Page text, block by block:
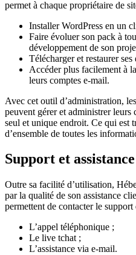
permet à chaque propriétaire de
Installer WordPress en un
Faire évoluer son pack à
développement de son
Télécharger et restaurer
Accéder plus facilement à
leurs comptes e-mail.
Avec cet outil d’administration,
peuvent gérer et administrer leurs
seul et unique endroit. Ce qui est
d’ensemble de toutes les
Support et assistance
Outre sa facilité d’utilisation,
par la qualité de son assistance
permettent de contacter le
L’appel téléphonique ;
Le live tchat ;
L’assistance via e-mail.